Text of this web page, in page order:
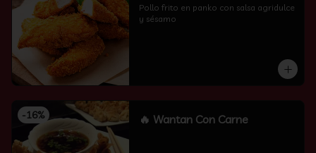
Pollo frito en panko con salsa agridulce
y sésamo
-16% 🔥 Wantan Con Carne